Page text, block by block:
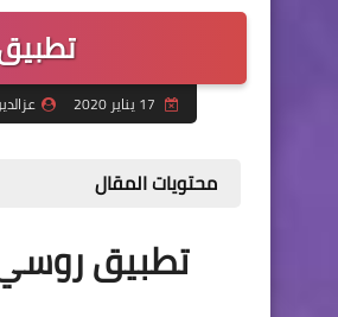
محتويات المقال
تطبيق روسي